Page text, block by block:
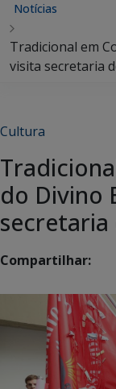
Notícias
Tradicional em
visita secretaria
Cultura
do Divino
Compartilhar: